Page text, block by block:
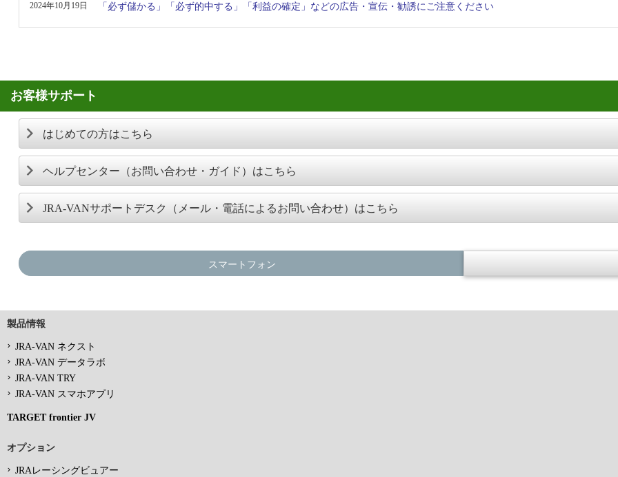
2024年10月19日 「必ず儲かる」「必ず的中する」「利益の確定」などの広告・宣伝・勧誘にご注意ください
お客様サポート
はじめての方はこちら
ヘルプセンター（お問い合わせ・ガイド）はこちら
JRA-VANサポートデスク（メール・電話によるお問い合わせ）はこちら
スマートフォン
製品情報
JRA-VAN ネクスト
JRA-VAN データラボ
JRA-VAN TRY
JRA-VAN スマホアプリ
TARGET frontier JV
オプション
JRAレーシングビュアー